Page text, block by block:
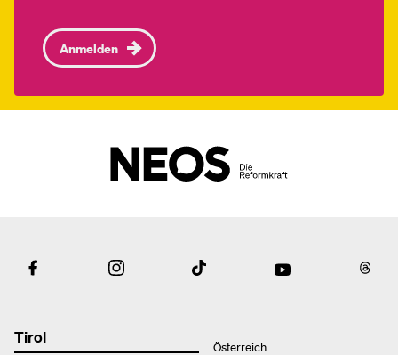
Anmelden
Tirol
Österreich